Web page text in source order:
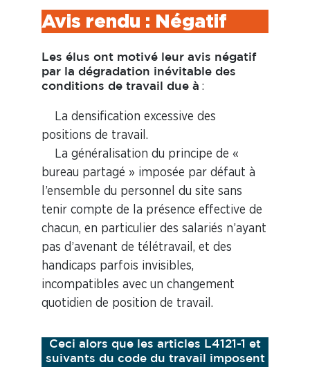
Avis rendu : Négatif
Les élus ont motivé leur avis négatif
par la dégradation inévitable des
conditions de travail due à :
La densification excessive des
positions de travail.
La généralisation du principe de «
bureau partagé » imposée par défaut à
l’ensemble du personnel du site sans
tenir compte de la présence effective de
chacun, en particulier des salariés n’ayant
pas d’avenant de télétravail, et des
handicaps parfois invisibles,
incompatibles avec un changement
quotidien de position de travail.
Ceci alors que les articles L4121-1 et
suivants du code du travail imposent